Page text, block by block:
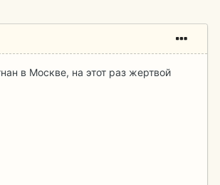
в Москве, на этот раз жертвой